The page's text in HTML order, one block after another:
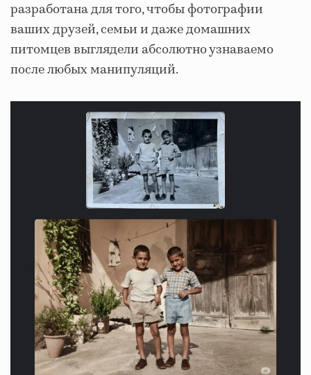
разработана для того, чтобы фотографии
ваших друзей, семьи и даже домашних
питомцев выглядели абсолютно узнаваемо
после любых манипуляций.